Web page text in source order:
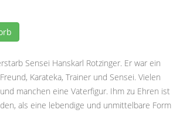
Sensei Hanskarl Rotzinger. Er war ein
Karateka, Trainer und Sensei. Vielen
manchen eine Vaterfigur. Ihm zu Ehren ist
als eine lebendige und unmittelbare Form